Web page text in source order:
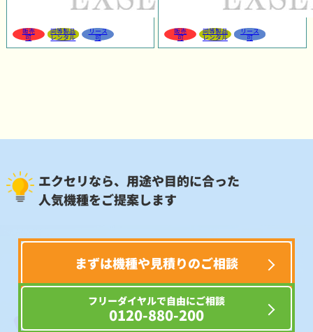
販売
可
同等製品
レンタル
リース
可
販売
可
同等製品
レンタル
リース
可
エクセリなら、用途や目的に合った
人気機種をご提案します
まずは機種や見積りのご相談
フリーダイヤルで自由にご相談
0120-880-200